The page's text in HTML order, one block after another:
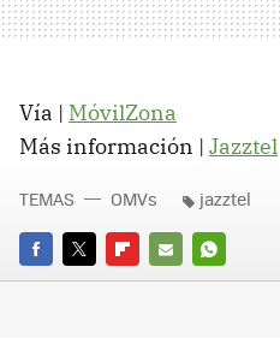
Vía | MóvilZona
Más información | Jazztel
FACEBOOK
TWITTERFLIPBOARD
E-
WHATSAPP
TEMAS OMVs jazztel